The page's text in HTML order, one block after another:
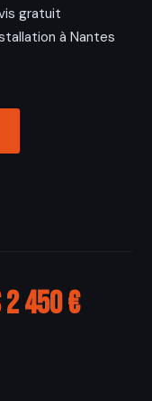
gratuit
à Nantes
2 450 €